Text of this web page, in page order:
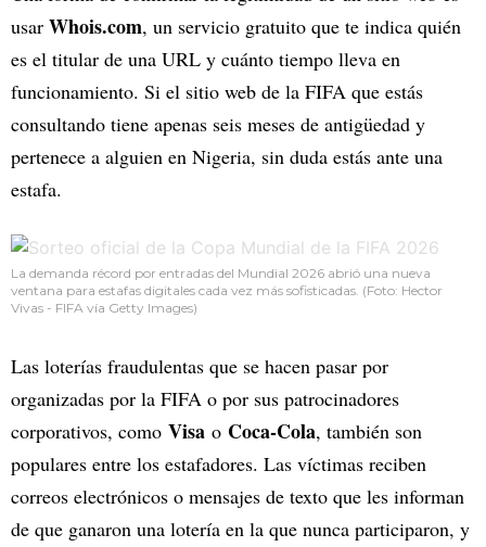
usar Whois.com, un servicio gratuito que te indica quién
es el titular de una URL y cuánto tiempo lleva en
funcionamiento. Si el sitio web de la FIFA que estás
consultando tiene apenas seis meses de antigüedad y
pertenece a alguien en Nigeria, sin duda estás ante una
estafa.
La demanda récord por entradas del Mundial 2026 abrió una nueva
ventana para estafas digitales cada vez más sofisticadas. (Foto: Hector
Vivas - FIFA vía Getty Images)
Las loterías fraudulentas que se hacen pasar por
organizadas por la FIFA o por sus patrocinadores
corporativos, como Visa o Coca-Cola, también son
populares entre los estafadores. Las víctimas reciben
correos electrónicos o mensajes de texto que les informan
de que ganaron una lotería en la que nunca participaron, y